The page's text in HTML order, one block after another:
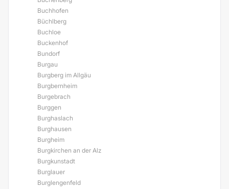
Buchhofen
Büchlberg
Buchloe
Buckenhof
Bundorf
Burgau
Burgberg im Allgäu
Burgbernheim
Burgebrach
Burggen
Burghaslach
Burghausen
Burgheim
Burgkirchen an der Alz
Burgkunstadt
Burglauer
Burglengenfeld